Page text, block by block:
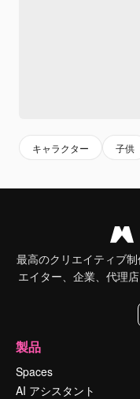
キャラクター 子供
最高のクリエイティブ
エイター、企業、代理
製品
Spaces
AI アシスタント